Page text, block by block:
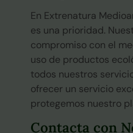
En Extrenatura
es una prioridad.
compromiso con el
uso de productos
todos nuestros
ofrecer un servicio
protegemos nuestro
Contacta con